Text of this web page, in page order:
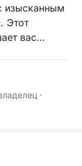
изысканным
Этот
вас
испытаете
·